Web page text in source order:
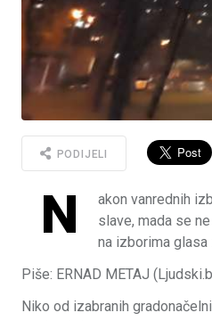
PODIJELI
N
akon vanrednih
slave, mada se
na izborima glasa
Piše: ERNAD METAJ
Niko od izabranih